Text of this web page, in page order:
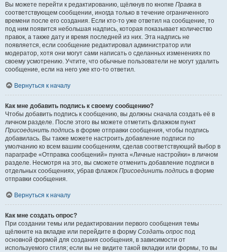
Вы можете перейти к редактированию, щёлкнув по кнопке Правка в
соответствующем сообщении, иногда только в течение ограниченного
времени после его создания. Если кто-то уже ответил на сообщение, то
под ним появится небольшая надпись, которая показывает количество
правок, а также дату и время последней из них. Эта надпись не
появляется, если сообщение редактировал администратор или
модератор, хотя они могут сами написать о сделанных изменениях по
своему усмотрению. Учтите, что обычные пользователи не могут удалить
сообщение, если на него уже кто-то ответил.
Вернуться к началу
Как мне добавить подпись к своему сообщению?
Чтобы добавить подпись к сообщению, вы должны сначала создать её в
личном разделе. После этого вы можете отметить флажком пункт
Присоединить подпись в форме отправки сообщения, чтобы подпись
добавилась. Вы также можете настроить добавление подписи по
умолчанию ко всем вашим сообщениям, сделав соответствующий выбор в
параграфе «Отправка сообщений» пункта «Личные настройки» в личном
разделе. Несмотря на это, вы сможете отменить добавление подписи в
отдельных сообщениях, убрав флажок Присоединить подпись в форме
отправки сообщения.
Вернуться к началу
Как мне создать опрос?
При создании темы или редактировании первого сообщения темы
щёлкните на вкладке или перейдите в форму Создать опрос под
основной формой для создания сообщения, в зависимости от
используемого стиля; если вы не видите такой вкладки или формы, то вы